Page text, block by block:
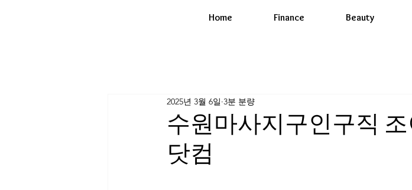
Home Finance Beauty
수원마사지구인구직
닷컴
2025년 3월 6일 3분 분량